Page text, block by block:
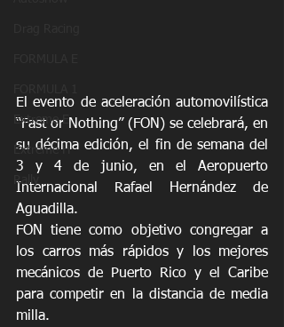
Extreme E
Extreme H
Rally
El evento de aceleración automovilística
“Fast or Nothing” (FON) se celebrará, en
su décima edición, el fin de semana del
3 y 4 de junio, en el Aeropuerto
Internacional Rafael Hernández de
Aguadilla.
FON tiene como objetivo congregar a
los carros más rápidos y los mejores
mecánicos de Puerto Rico y el Caribe
para competir en la distancia de media
milla.